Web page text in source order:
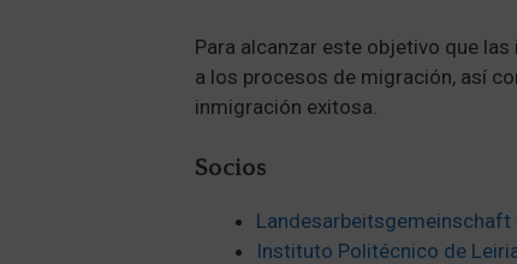
Para alcanzar este objetivo que
a los procesos de migración, así
inmigración exitosa.
Socios
Landesarbeitsgemeinschaft
Instituto Politécnico de